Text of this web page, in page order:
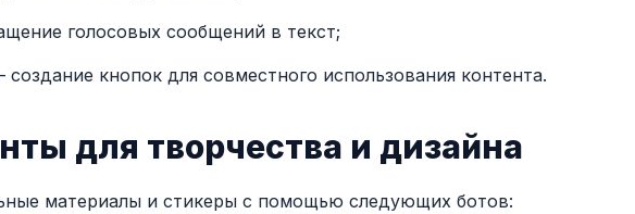
голосовых сообщений в текст;
создание кнопок для совместного использования контента.
для творчества и дизайна
материалы и стикеры с помощью следующих ботов: